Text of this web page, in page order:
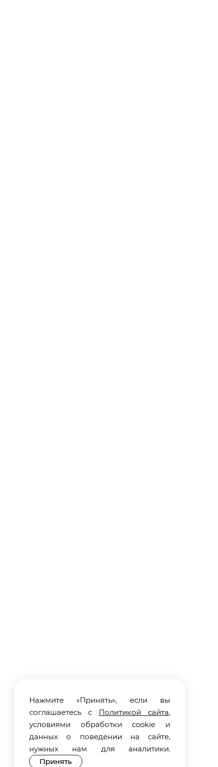
Нажмите «Принять», если вы
соглашаетесь с Политикой сайта,
условиями обработки cookie и
данных о поведении на сайте,
нужных нам для аналитики.
Принять